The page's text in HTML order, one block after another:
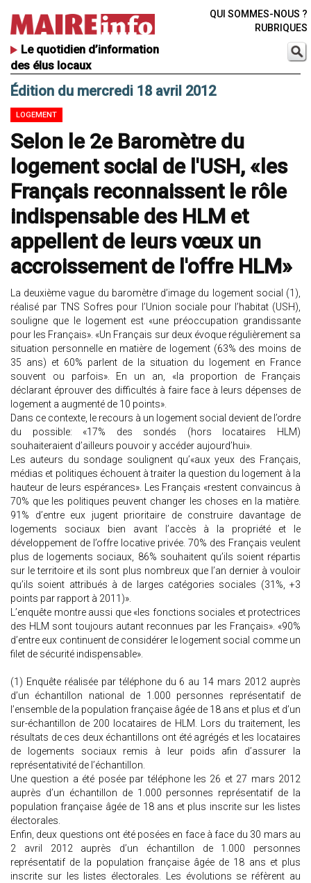
Le quotidien d’information
des élus locaux
QUI SOMMES-NOUS ?
RUBRIQUES
Édition du mercredi 18 avril 2012
LOGEMENT
Selon le 2e Baromètre du
logement social de l'USH, «les
Français reconnaissent le rôle
indispensable des HLM et
appellent de leurs vœux un
accroissement de l'offre HLM»
La deuxième vague du baromètre d’image du logement social (1),
réalisé par TNS Sofres pour l’Union sociale pour l’habitat (USH),
souligne que le logement est «une préoccupation grandissante
pour les Français». «Un Français sur deux évoque régulièrement sa
situation personnelle en matière de logement (63% des moins de
35 ans) et 60% parlent de la situation du logement en France
souvent ou parfois». En un an, «la proportion de Français
déclarant éprouver des difficultés à faire face à leurs dépenses de
logement a augmenté de 10 points».
Dans ce contexte, le recours à un logement social devient de l’ordre
du possible: «17% des sondés (hors locataires HLM)
souhaiteraient d’ailleurs pouvoir y accéder aujourd’hui».
Les auteurs du sondage soulignent qu’«aux yeux des Français,
médias et politiques échouent à traiter la question du logement à la
hauteur de leurs espérances». Les Français «restent convaincus à
70% que les politiques peuvent changer les choses en la matière.
91% d’entre eux jugent prioritaire de construire davantage de
logements sociaux bien avant l’accès à la propriété et le
développement de l’offre locative privée. 70% des Français veulent
plus de logements sociaux, 86% souhaitent qu’ils soient répartis
sur le territoire et ils sont plus nombreux que l’an dernier à vouloir
qu’ils soient attribués à de larges catégories sociales (31%, +3
points par rapport à 2011)».
L’enquête montre aussi que «les fonctions sociales et protectrices
des HLM sont toujours autant reconnues par les Français». «90%
d’entre eux continuent de considérer le logement social comme un
filet de sécurité indispensable».
(1) Enquête réalisée par téléphone du 6 au 14 mars 2012 auprès
d’un échantillon national de 1.000 personnes représentatif de
l’ensemble de la population française âgée de 18 ans et plus et d’un
sur-échantillon de 200 locataires de HLM. Lors du traitement, les
résultats de ces deux échantillons ont été agrégés et les locataires
de logements sociaux remis à leur poids afin d’assurer la
représentativité de l’échantillon.
Une question a été posée par téléphone les 26 et 27 mars 2012
auprès d’un échantillon de 1.000 personnes représentatif de la
population française âgée de 18 ans et plus inscrite sur les listes
électorales.
Enfin, deux questions ont été posées en face à face du 30 mars au
2 avril 2012 auprès d’un échantillon de 1.000 personnes
représentatif de la population française âgée de 18 ans et plus
inscrite sur les listes électorales. Les évolutions se réfèrent au